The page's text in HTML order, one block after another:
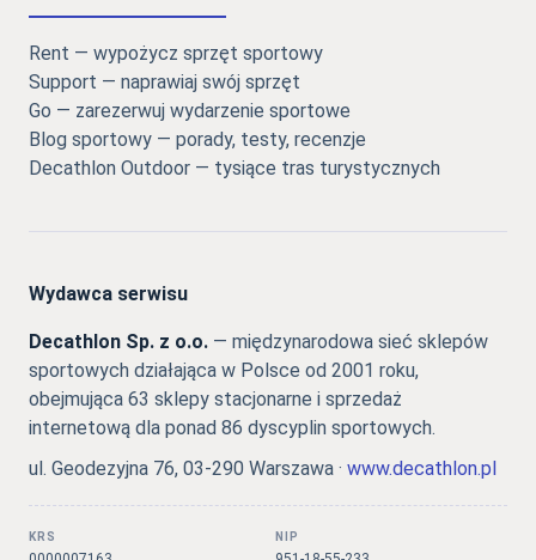
Rent — wypożycz sprzęt sportowy
Support — naprawiaj swój sprzęt
Go — zarezerwuj wydarzenie sportowe
Blog sportowy — porady, testy, recenzje
Decathlon Outdoor — tysiące tras turystycznych
Wydawca serwisu
Decathlon Sp. z o.o. — międzynarodowa sieć sklepów
sportowych działająca w Polsce od 2001 roku,
obejmująca 63 sklepy stacjonarne i sprzedaż
internetową dla ponad 86 dyscyplin sportowych.
ul. Geodezyjna 76, 03-290 Warszawa · www.decathlon.pl
KRS NIP